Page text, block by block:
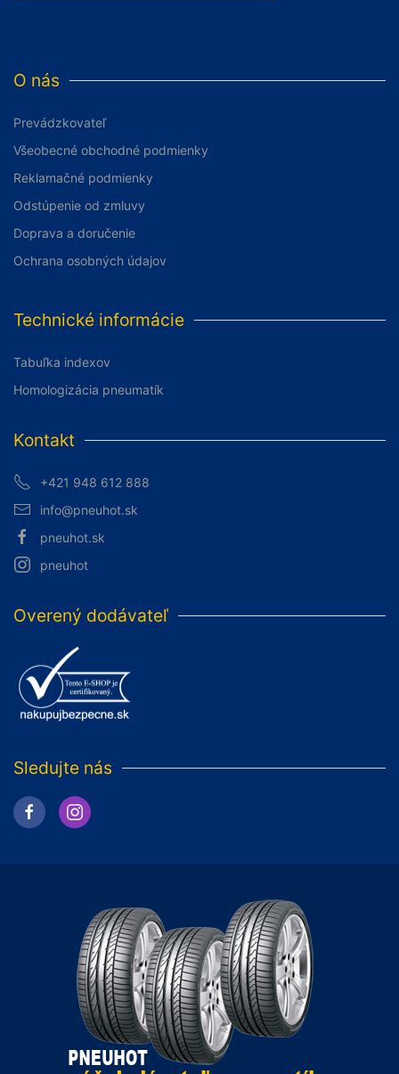
O nás
Prevádzkovateľ
Všeobecné obchodné podmienky
Reklamačné podmienky
Odstúpenie od zmluvy
Doprava a doručenie
Ochrana osobných údajov
Technické informácie
Tabuľka indexov
Homologizácia pneumatík
Kontakt
+421 948 612 888
info@pneuhot.sk
pneuhot.sk
pneuhot
Overený dodávateľ
Sledujte nás